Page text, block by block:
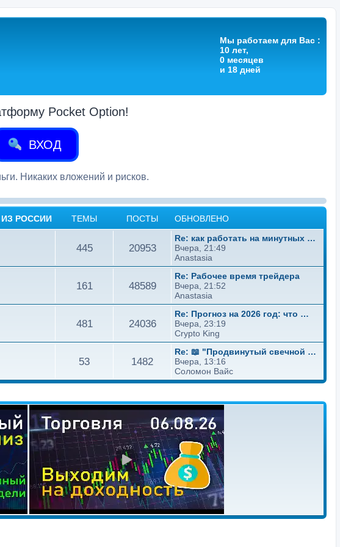
Мы работаем для Вас :
10 лет,
0 месяцев
и 18 дней
Pocket Option!
ВХОД
Никаких вложений и рисков.
РОССИИ ТЕМЫ ПОСТЫ ОБНОВЛЕНО
445Т
е
м
20953П
о
с
О
б
н
о
в
л
е
н
о
Re: как работать на минутных …
Вчера, 21:49
Anastasia
161Т
е
м
48589П
о
с
О
б
н
о
в
л
е
н
о
Re: Рабочее время трейдера
Вчера, 21:52
Anastasia
481Т
е
24036П
о
ы
О
б
н
о
в
л
е
н
Re: Прогноз на 2026 год: что …
Вчера, 23:19
Crypto King
53Т
е
м
ы
1482П
о
с
т
ы
О
б
н
о
л
е
н
о
Re: 📖 "Продвинутый свечной ан…
Вчера, 13:16
Соломон Вайс